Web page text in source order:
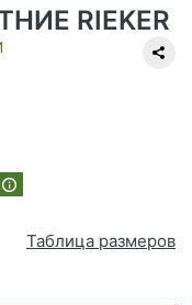
RIEKER
Таблица размеров